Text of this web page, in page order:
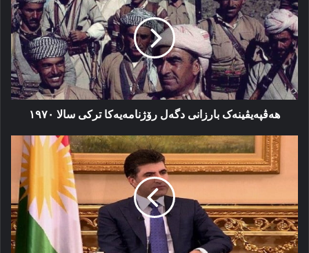
دگەل
رۆژنامەیەکا
ترکی
سالا
١٩٧٠
هەڤپەیڤینەک بارزانی دگەل رۆژنامەیەکا ترکی سالا ١٩٧٠
پەیاما
سەرۆک
نێچیرڤان
بارزانی
ب
هەلکەفتا
سالرۆژا
سەرهلدانێ